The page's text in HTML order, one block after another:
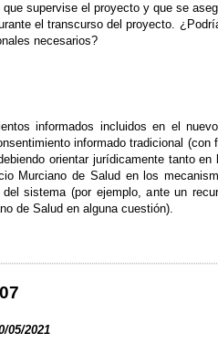
que supervise el proyecto y que se
el transcurso del proyecto. ¿P
necesarios?
informados incluidos en el
informado tradicional
orientar jurídicamente tanto
Murciano de Salud en los
del sistema (por ejemplo, ante un
de Salud en alguna cuestión).
05/2021